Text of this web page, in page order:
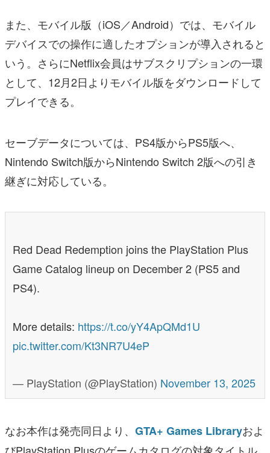
また、モバイル版（iOS／Android）では、モバイル
デバイスでの操作に適したオプションが導入されると
いう。さらにNetflix会員はサブスクリプションの一環
として、12月2日よりモバイル版をダウンロードして
プレイできる。
セーブデータについては、PS4版からPS5版へ、
Nintendo Switch版からNintendo Switch 2版への引き
継ぎに対応している。
Red Dead Redemption joins the PlayStation Plus
Game Catalog lineup on December 2 (PS5 and
PS4).
More details: https://t.co/yY4ApQMd1U
pic.twitter.com/Kt3NR7U4eP
— PlayStation (@PlayStation) November 13, 2025
なお本作は発売同日より、 GTA+ Games Libraryおよ